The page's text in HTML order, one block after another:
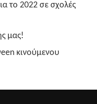
το 2022 σε σχολές
μας!
κινούμενου